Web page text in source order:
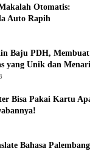
Otomatis:
Auto Rapih
Baju PDH, Membuat
yang Unik dan
Bisa Pakai Kartu
Bahasa Palembang